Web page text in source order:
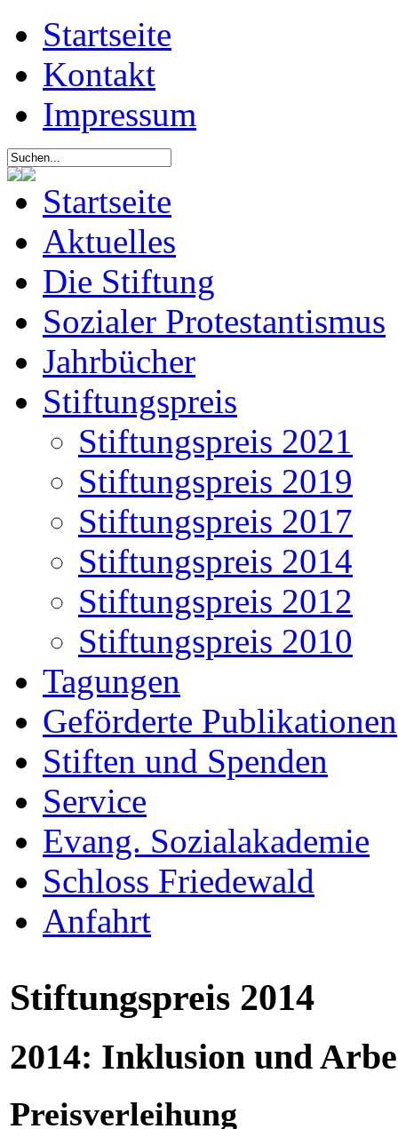
Startseite
Kontakt
Impressum
Startseite
Aktuelles
Die Stiftung
Sozialer Protestantismus
Jahrbücher
Stiftungspreis
Stiftungspreis 2021
Stiftungspreis 2019
Stiftungspreis 2017
Stiftungspreis 2014
Stiftungspreis 2012
Stiftungspreis 2010
Tagungen
Geförderte Publikationen
Stiften und Spenden
Service
Evang. Sozialakademie
Schloss Friedewald
Anfahrt
Stiftungspreis 2014
2014: Inklusion und
Preisverleihung